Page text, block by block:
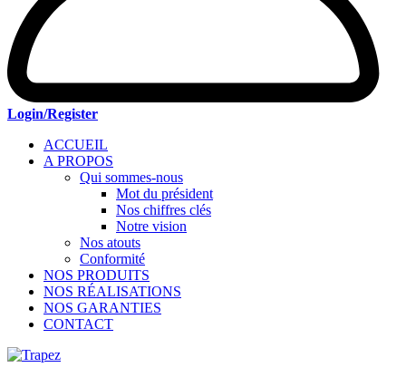
Login/Register
ACCUEIL
A PROPOS
Qui sommes-nous
Mot du président
Nos chiffres clés
Notre vision
Nos atouts
Conformité
NOS PRODUITS
NOS RÉALISATIONS
NOS GARANTIES
CONTACT